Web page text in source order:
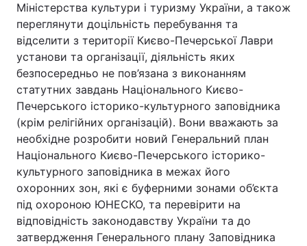
Міністерства культури і туризму України, а також
переглянути доцільність перебування та
відселити з території Києво-Печерської Лаври
установи та організації, діяльність яких
безпосередньо не пов’язана з виконанням
статутних завдань Національного Києво-
Печерського історико-культурного заповідника
(крім релігійних організацій). Вони вважають за
необхідне розробити новий Генеральний план
Національного Києво-Печерського історико-
культурного заповідника в межах його
охоронних зон, які є буферними зонами об’єкта
під охороною ЮНЕСКО, та перевірити на
відповідність законодавству України та до
затвердження Генерального плану Заповідника